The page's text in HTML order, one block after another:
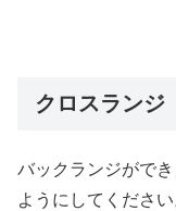
クロスランジ
バックランジがで
ようにしてください